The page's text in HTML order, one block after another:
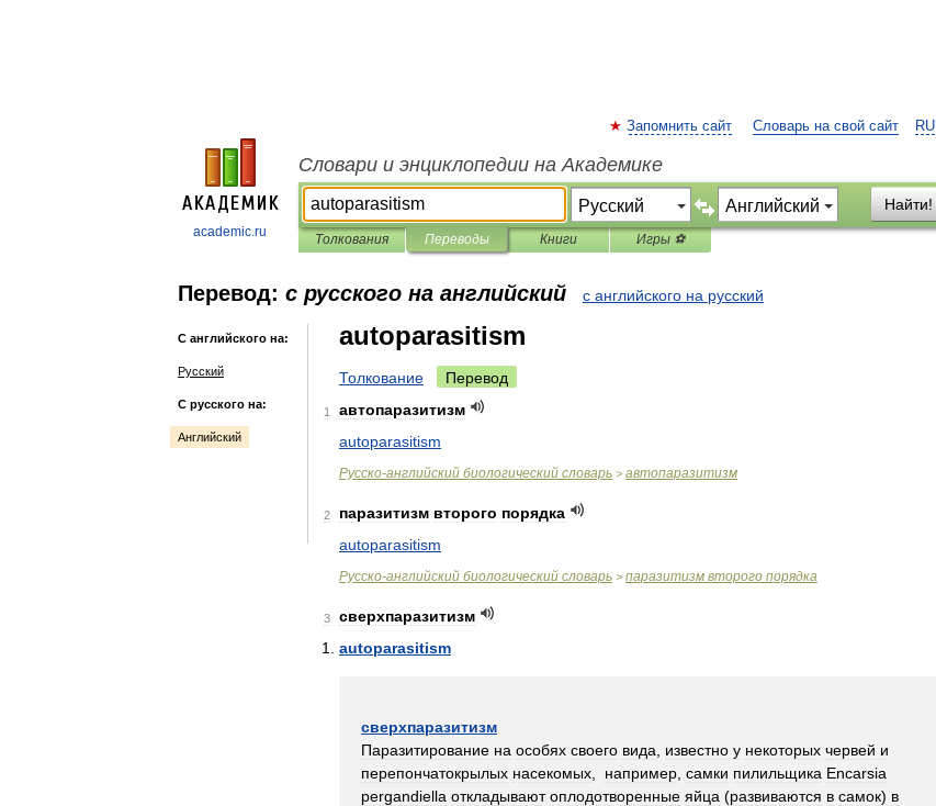
academic.ru
RU
Запомнить сайт Словарь на свой сайт
Словари и энциклопедии на Академике
Найти!
Толкования Переводы Книги Игры ⚽
Перевод: с русского на английский с английского на русский
С английского на:
Русский
С русского на:
Английский
autoparasitism
Толкование Перевод
1
автопаразитизм
autoparasitism
Русско-английский биологический словарь > автопаразитизм
2 паразитизм второго порядка
autoparasitism
Русско-английский биологический словарь > паразитизм второго порядка
3
сверхпаразитизм
autoparasitism
сверхпаразитизм
Паразитирование на особях своего вида известно у некоторых червей и
перепончатокрылых насекомых например самки пилильщика Encarsia
pergandiella откладывают оплодотворенные яйца (развиваются в самок) в